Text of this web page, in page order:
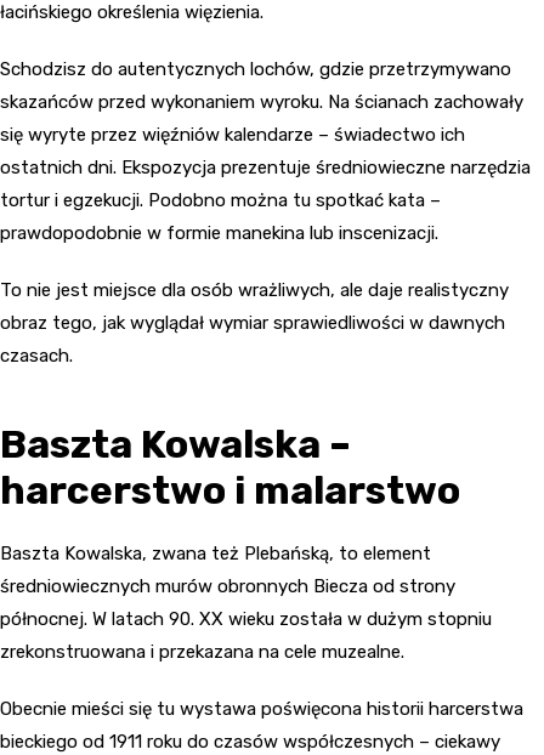
łacińskiego określenia więzienia.
Schodzisz do autentycznych lochów, gdzie przetrzymywano
skazańców przed wykonaniem wyroku. Na ścianach zachowały
się wyryte przez więźniów kalendarze – świadectwo ich
ostatnich dni. Ekspozycja prezentuje średniowieczne narzędzia
tortur i egzekucji. Podobno można tu spotkać kata –
prawdopodobnie w formie manekina lub inscenizacji.
To nie jest miejsce dla osób wrażliwych, ale daje realistyczny
obraz tego, jak wyglądał wymiar sprawiedliwości w dawnych
czasach.
Baszta Kowalska –
harcerstwo i malarstwo
Baszta Kowalska, zwana też Plebańską, to element
średniowiecznych murów obronnych Biecza od strony
północnej. W latach 90. XX wieku została w dużym stopniu
zrekonstruowana i przekazana na cele muzealne.
Obecnie mieści się tu wystawa poświęcona historii harcerstwa
bieckiego od 1911 roku do czasów współczesnych – ciekawy